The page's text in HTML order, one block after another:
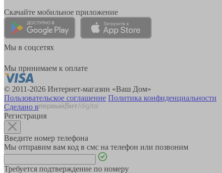
Скачайте мобильное приложение
Мы в соцсетях
Мы принимаем к оплате
© 2011-2026 Интернет-магазин «Ваш Дом»
Пользовательское соглашение Политика конфиденциальности
Сделано в
Регистрация
Введите номер телефона
Мы отправим вам код в смс на телефон или позвоним
Требуется подтверждение по номеру